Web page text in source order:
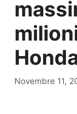
Novembre 11,